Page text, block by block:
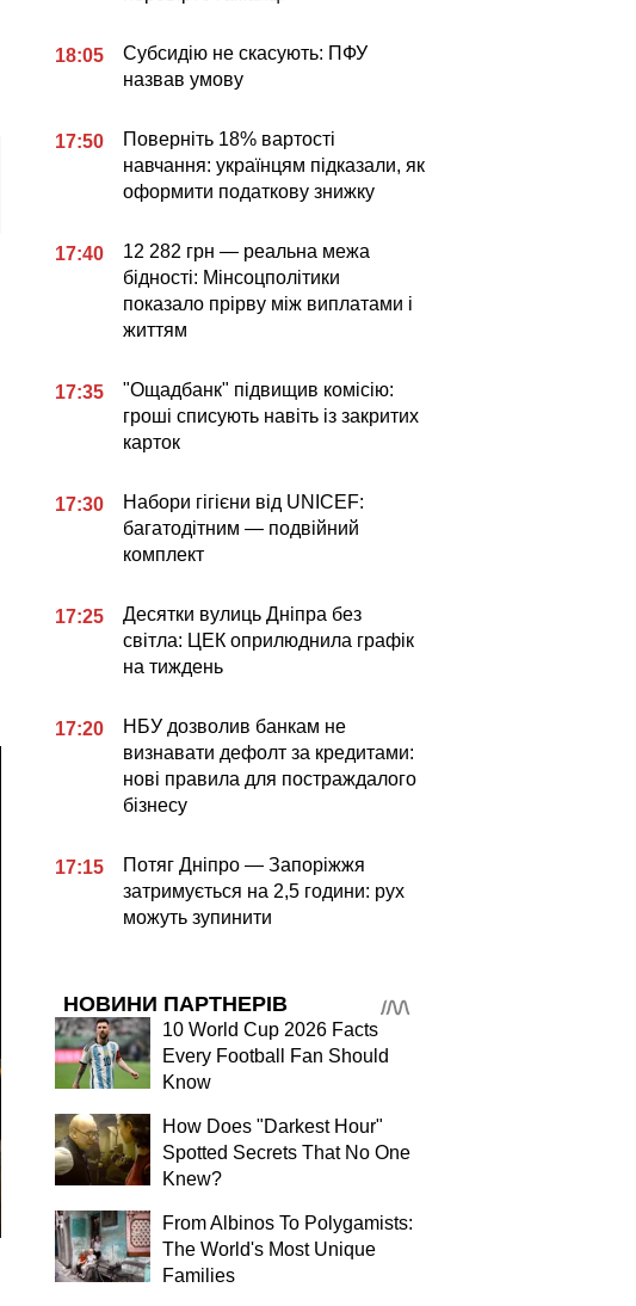
18:05
Субсидію не скасують: ПФУ
назвав умову
17:50
Поверніть 18% вартості
навчання: українцям підказали, як
оформити податкову знижку
17:40
12 282 грн — реальна межа
бідності: Мінсоцполітики
показало прірву між виплатами і
життям
17:35
"Ощадбанк" підвищив комісію:
гроші списують навіть із закритих
карток
17:30
Набори гігієни від UNICEF:
багатодітним — подвійний
комплект
17:25
Десятки вулиць Дніпра без
світла: ЦЕК оприлюднила графік
на тиждень
17:20
НБУ дозволив банкам не
визнавати дефолт за кредитами:
нові правила для постраждалого
бізнесу
17:15
Потяг Дніпро — Запоріжжя
затримується на 2,5 години: рух
можуть зупинити
НОВИНИ ПАРТНЕРІВ
10 World Cup 2026 Facts
Every Football Fan Should
Know
How Does "Darkest Hour"
Spotted Secrets That No One
Knew?
From Albinos To Polygamists:
The World's Most Unique
Families